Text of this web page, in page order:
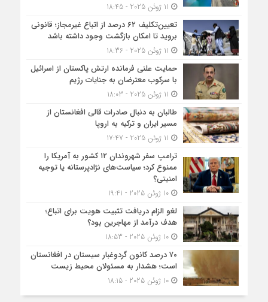
تعیین‌تکلیف ۶۲ درصد از اتباع غیرمجاز؛ قانونی
بروید تا امکان بازگشت وجود داشته باشد
حمایت علنی فرمانده ارتش پاکستان از اسرائیل
با سرکوب معترضان به جنایات رژیم
طالبان به دنبال صادرات قالی افغانستان از
مسیر ایران و ترکیه به اروپا
ترامپ سفر شهروندان ۱۲ کشور به آمریکا را
ممنوع کرد؛ سیاست‌های نژادپرستانه یا توجیه
امنیتی؟
10 ژوئن 2025 - 19:41
لغو الزام دریافت تثبیت هویت برای اتباع؛
هدف درآمد از مهاجرین بود؟
10 ژوئن 2025 - 18:53
۷۰ درصد کانون گردوغبار سیستان در افغانستان
است؛ هشدار به مسئولان محیط زیست
10 ژوئن 2025 - 18:15